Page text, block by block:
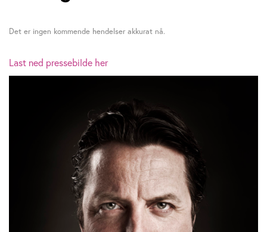
Det er ingen kommende hendelser akkurat nå.
Last ned pressebilde her